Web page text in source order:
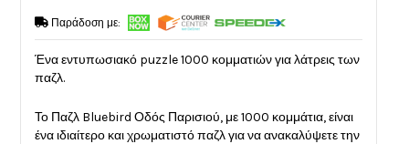
Παράδοση με:
Ένα εντυπωσιακό puzzle 1000 κομματιών για λάτρεις των
παζλ.
Το Παζλ Bluebird Οδός Παρισιού, με 1000 κομμάτια, είναι
ένα ιδιαίτερο και χρωματιστό παζλ για να ανακαλύψετε την